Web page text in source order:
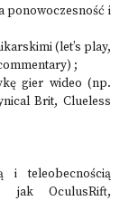
ponowoczesność i
(let’s play,
;
gier wideo (np.
Brit, Clueless
i teleobecnością
jak OculusRift,